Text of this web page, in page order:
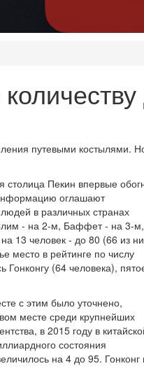
путевыми костылями.
столица Пекин впервые
оглашают
в различных странах
- на 2-м, Баффет - на 3-м,
13 человек - до 80 (66 из
место в рейтинге по числу
(64 человека),
с этим было уточнено,
месте среди крупнейших
в 2015 году в
состояния
на 4 до 95. Гонконг